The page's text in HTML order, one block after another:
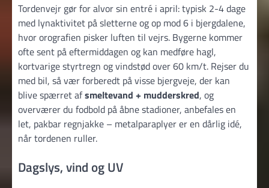
Tordenvejr gør for alvor sin entré i april: typisk 2-4 dage
med lynaktivitet på sletterne og op mod 6 i bjergdalene,
hvor orografien pisker luften til vejrs. Bygerne kommer
ofte sent på eftermiddagen og kan medføre hagl,
kortvarige styrtregn og vindstød over 60 km/t. Rejser du
med bil, så vær forberedt på visse bjergveje, der kan
blive spærret afsmeltevand + mudderskred, og
overværer du fodbold på åbne stadioner, anbefales en
let, pakbar regnjakke – metalparaplyer er en dårlig idé,
når tordenen ruller.
Dagslys, vind og UV